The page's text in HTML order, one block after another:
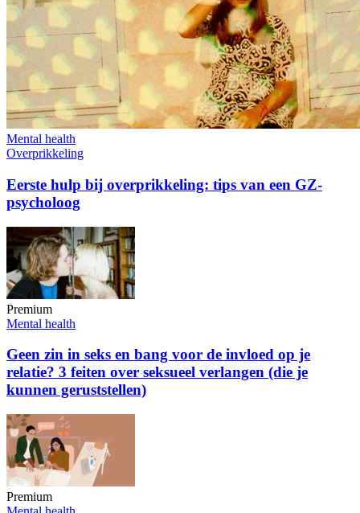
Mental health
Overprikkeling
Eerste hulp bij overprikkeling: tips van een GZ-
psycholoog
Premium
Mental health
Geen zin in seks en bang voor de invloed op je
relatie? 3 feiten over seksueel verlangen (die je
kunnen geruststellen)
Premium